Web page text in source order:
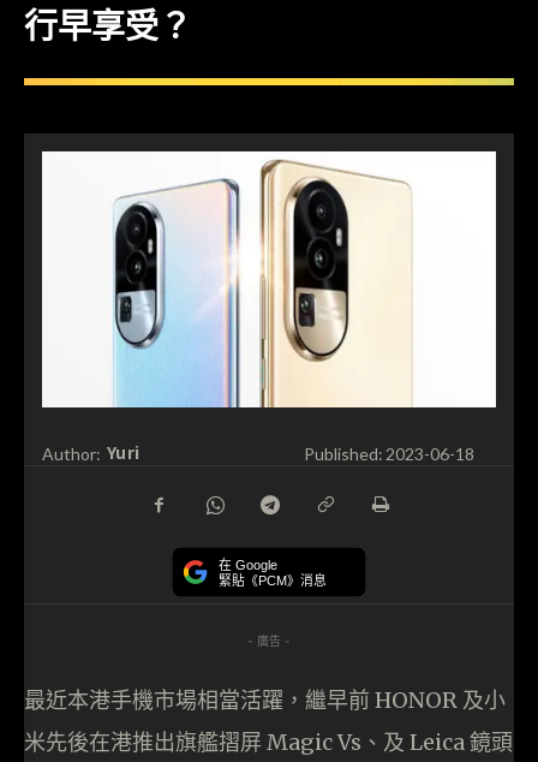
行早享受？
Author: Yuri Published: 2023-06-18
在 Google
緊貼《PCM》消息
- 廣告 -
最近本港手機市場相當活躍，繼早前 HONOR 及小
米先後在港推出旗艦摺屏 Magic Vs、及 Leica 鏡頭